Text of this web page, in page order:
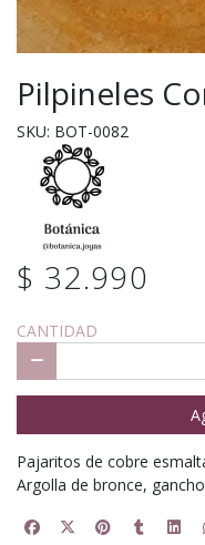
Pilpineles
SKU: BOT-0082
$ 32.990
CANTIDAD
Pajaritos de cobre
Argolla de bronce,